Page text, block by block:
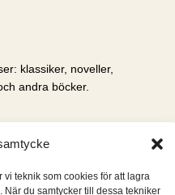
teknik som cookies för att lagra
du samtycker till dessa tekniker
klassiker, noveller,
andra böcker.